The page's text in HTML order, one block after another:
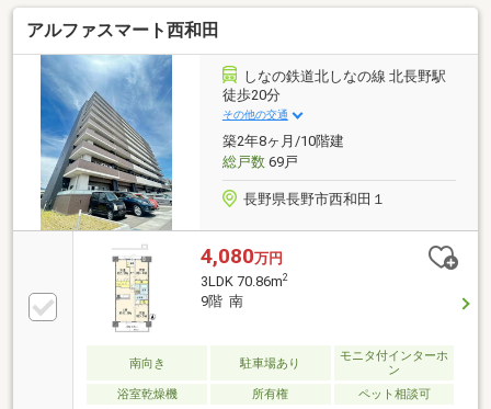
具、備品などは販売価格に含まれません。リビングの
写真は現況写真と間取り図面をもとにCG で作成した
リフォームイメージです。
アルファスマート西和田
しなの鉄道北しなの線 北長野駅
徒歩20分
その他の交通
築2年8ヶ月/10階建
総戸数69戸
長野県長野市西和田１
4,080万円
3LDK 70.86m2
9階 南
南向き 駐車場あり
モニタ付インターホ
ン
浴室乾燥機
所有権 ペット相談可